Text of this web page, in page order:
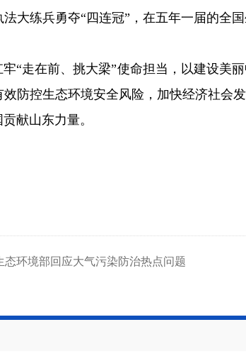
大练兵勇夺“四连冠”，在五年一届的全
走在前、挑大梁”使命担当，以建设美
防控生态环境安全风险，加快经济社会
献山东力量。
环境部回应大气污染防治热点问题